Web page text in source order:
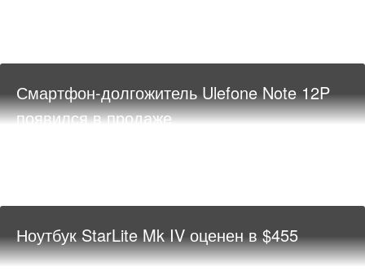
Смартфон-долгожитель Ulefone Note 12P
появился в продаже
Ноутбук StarLite Mk IV оценен в $455